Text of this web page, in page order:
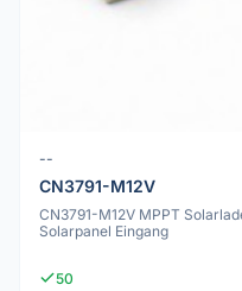
--
CN3791-M12V
CN3791-M12V MPPT
Solarpanel Eingang
50